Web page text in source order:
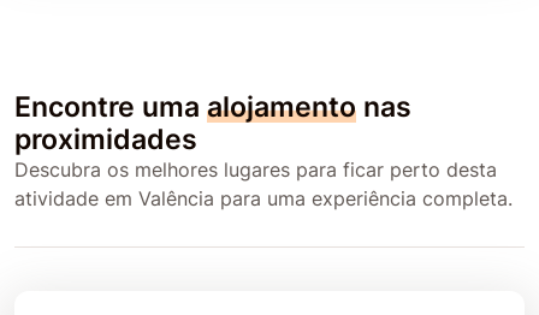
Encontre uma alojamento nas
proximidades
Descubra os melhores lugares para ficar perto desta
atividade em Valência para uma experiência completa.